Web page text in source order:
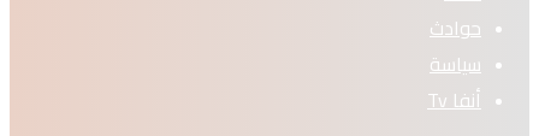
حوادث
سياسة
أنفا Tv